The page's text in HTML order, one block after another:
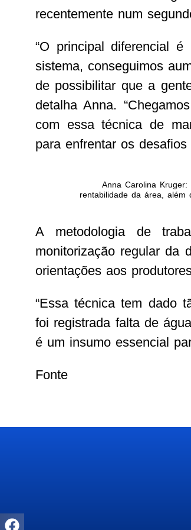
recentemente num
“O principal diferencial
sistema, conseguimos
de possibilitar que a
detalha Anna.
com essa técnica de
para enfrentar os
Anna Carolina
rentabilidade da área,
A metodologia de
monitorização regular da
orientações aos
“Essa técnica tem dado
foi registrada falta de
é um insumo essencial
Fonte